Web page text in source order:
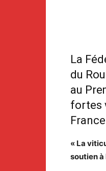
La
du
au
fortes
« La
soutien